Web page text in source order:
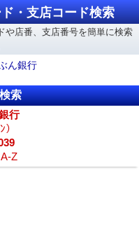
・支店コード検索
や店番、支店番号を簡単に検索
ん銀行
索
行
）
Z